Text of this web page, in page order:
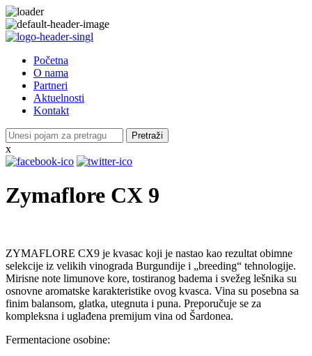
Početna
O nama
Partneri
Aktuelnosti
Kontakt
Pretraži
x
Zymaflore CX 9
ZYMAFLORE CX9 je kvasac koji je nastao kao rezultat obimne
selekcije iz velikih vinograda Burgundije i „breeding“ tehnologije.
Mirisne note limunove kore, tostiranog badema i svežeg lešnika su
osnovne aromatske karakteristike ovog kvasca. Vina su posebna sa
finim balansom, glatka, utegnuta i puna. Preporučuje se za
kompleksna i uglađena premijum vina od Šardonea.
Fermentacione osobine: